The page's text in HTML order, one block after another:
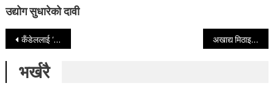
उद्योग सुधारेको दावी
Post navigation
कँडेललाई ‘मदन पुरस्कार’ र वात्सायनलाई ‘जगदम्बाश्री’ अखाद्य मिठाइ बेच्ने आँगनको कमलपोखरी बिक्रीकेन्द्रमा नेकपाको आक्रमण
भर्खरै